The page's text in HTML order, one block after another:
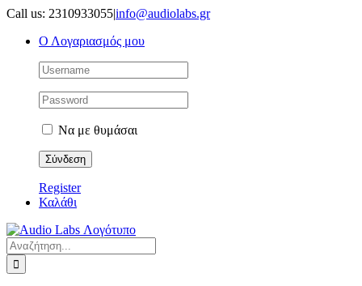
Μετάβαση
περιεχόμενο
Call us: 2310933055|info@audiolabs.gr
Ο Λογαριασμός μου
Να με θυμάσαι
Register
Καλάθι
Αναζήτηση
για: